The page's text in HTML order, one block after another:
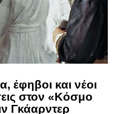
έφηβοι και νέοι
στον «Κόσμο
Γκάαρντερ